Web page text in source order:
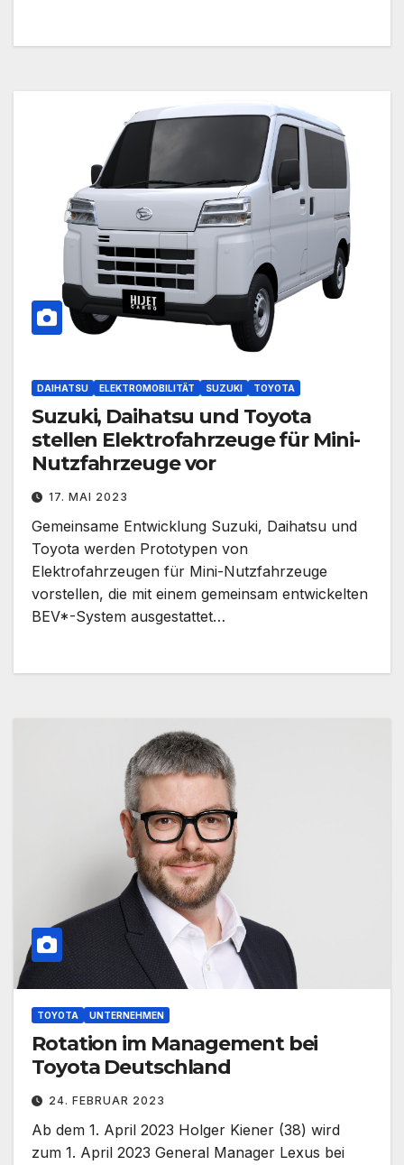
DAIHATSU ELEKTROMOBILITÄT SUZUKI TOYOTA
Suzuki, Daihatsu und Toyota
stellen Elektrofahrzeuge für Mini-
Nutzfahrzeuge vor
17. MAI 2023
Gemeinsame Entwicklung Suzuki, Daihatsu und
Toyota werden Prototypen von
Elektrofahrzeugen für Mini-Nutzfahrzeuge
vorstellen, die mit einem gemeinsam entwickelten
BEV*-System ausgestattet…
TOYOTA UNTERNEHMEN
Rotation im Management bei
Toyota Deutschland
24. FEBRUAR 2023
Ab dem 1. April 2023 Holger Kiener (38) wird
zum 1. April 2023 General Manager Lexus bei